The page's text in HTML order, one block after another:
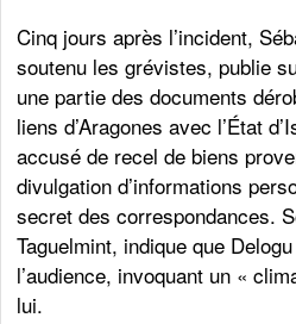
Cinq jours après l’incident,
soutenu les grévistes, publie
une partie des documents
liens d’Aragones avec l’État
accusé de recel de biens
divulgation d’informations
secret des correspondances.
Taguelmint, indique que
l’audience, invoquant un «
lui.